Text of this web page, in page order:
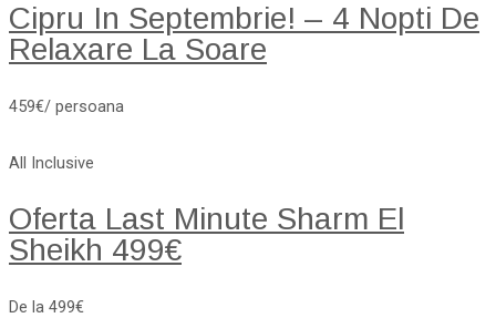
Cipru In Septembrie! – 4 Nopti De
Relaxare La Soare
459€/ persoana
All Inclusive
Oferta Last Minute Sharm El
Sheikh 499€
De la 499€